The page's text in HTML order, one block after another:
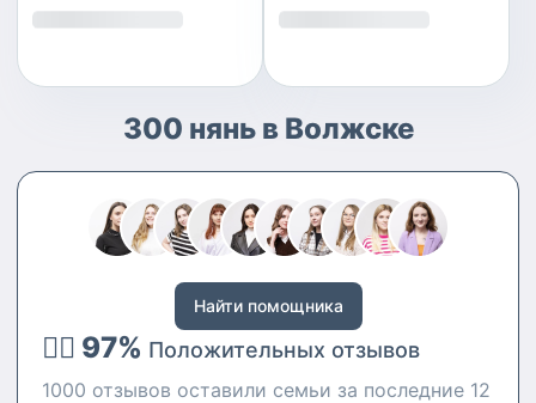
300 нянь в Волжске
Найти помощника
👍🏻 97% Положительных отзывов
1000 отзывов оставили семьи за последние 12